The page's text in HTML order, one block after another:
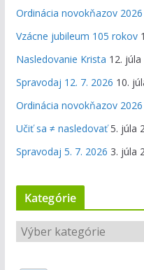
Ordinácia novokňazov 2026
Vzácne jubileum 105 rokov
Nasledovanie Krista 12. júla
Spravodaj 12. 7. 2026 10.
Ordinácia novokňazov 2026
Učiť sa ≠ nasledovať 5. júla
Spravodaj 5. 7. 2026 3. júla
Kategórie
K